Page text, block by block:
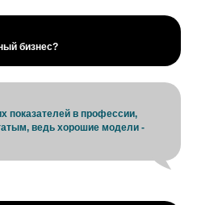
бизнес?
показателей в профессии,
ведь хорошие модели -